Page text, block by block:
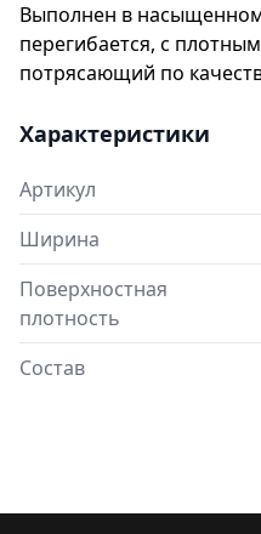
Выполнен в
перегибается, с
потрясающий по
Характеристики
Артикул
Ширина
Поверхностная
плотность
Состав